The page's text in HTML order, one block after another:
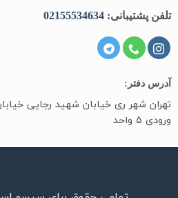
تلفن پشتیبانی:02155534634
آدرس دفتر:
تهران شهر ری خیابان شهید رجایی
ورودی ۵ واحد